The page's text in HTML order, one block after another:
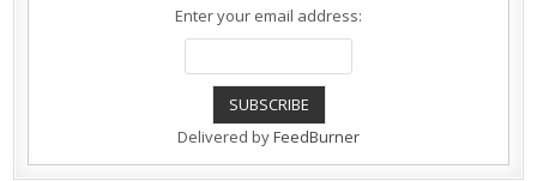
Enter your email address:
Delivered byFeedBurner